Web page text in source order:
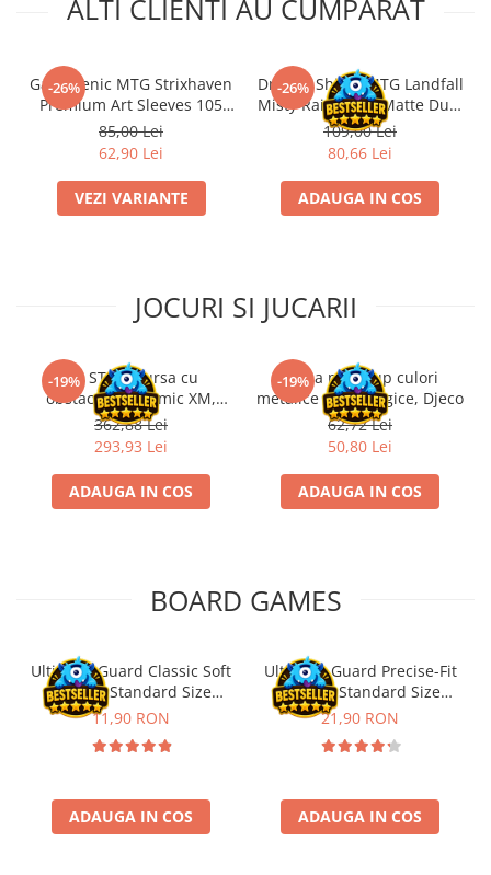
ALTI CLIENTI AU CUMPARAT
-26%
Gamegenic MTG Strixhaven
Premium Art Sleeves 105
Bucati
85,00 Lei
62,90 Lei
VEZI VARIANTE
-26%
Dragon Shield MTG Landfall
Misty Rainforest Matte Dual
Sleeves 100 buc
109,00 Lei
80,66 Lei
ADAUGA IN COS
JOCURI SI JUCARII
-19%Kit STEM Cursa cu
obstacole Dynamic XM,
Fischertechnik
362,88 Lei
293,93 Lei
ADAUGA IN COS
-19%
Trusa make-up culori
metalice non alergice, Djeco
62,72 Lei
50,80 Lei
ADAUGA IN COS
BOARD GAMES
Ultimate Guard Classic Soft
Sleeves Standard Size
Transparent (100)
11,90 RON
ADAUGA IN COS
Ultimate Guard Precise-Fit
Sleeves Standard Size
Transparent (100)
21,90 RON
ADAUGA IN COS